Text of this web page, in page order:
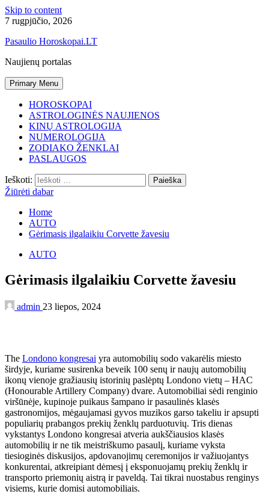
Skip to content
7 rugpjūčio, 2026
Pasaulio Horoskopai.LT
Naujienų portalas
Primary Menu
HOROSKOPAI
ASTROLOGINĖS NAUJIENOS
KINŲ ASTROLOGIJA
NUMEROLOGIJA
ZODIAKO ŽENKLAI
PASLAUGOS
Ieškoti:
Žiūrėti dabar
Home
AUTO
Gėrimasis ilgalaikiu Corvette žavesiu
AUTO
Gėrimasis ilgalaikiu Corvette žavesiu
admin 23 liepos, 2024
The Londono kongresai yra automobilių sodo vakarėlis miesto
širdyje, kuriame susirenka beveik 100 senų ir naujų automobilių
ikonų vienoje gražiausių istorinių paslėptų Londono vietų – HAC
(Honourable Artillery Company) dvare. Automobiliai sėdi renginio
viršūnėje, kupinoje puikaus šampano ir pasaulinės klasės
gastronomijos, mėgaujamasi gyvos muzikos garso takeliu ir apsupti
populiarių prabangos prekių ženklų parduotuvių. Tris dienas
vykstantys Londono kongresai atveria aukščiausios klasės
automobilių ir ne tik meistriškumo pasaulį, kuriame vyksta
tiesioginės diskusijos, apdovanojimų ceremonijos ir važiuojantys
konkurentai, atkreipiant dėmesį į eksponuojamų prekių ženklų ir
transporto priemonių aistrą ir paveldą. Tai tikrai nuostabus renginys
visiems, kurie domisi automobiliais.